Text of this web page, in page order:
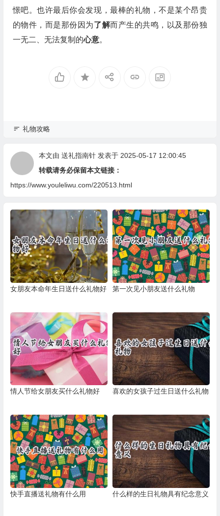
憬吧。也许最后你会发现，最棒的礼物，不是某个昂贵
的物件，而是那份因为了解而产生的共鸣，以及那份独
一无二、无法复制的心意。
礼物攻略
本文由 送礼指南针发表于 2025-05-17 12:00:45
转载请务必保留本文链接：
https://www.youleliwu.com/220513.html
女朋友本命年生日送什么礼物好 第一次见小朋友送什么礼物
情人节给女朋友买什么礼物好 喜欢的女孩子过生日送什么礼物
快手直播送礼物有什么用 什么样的生日礼物具有纪念意义